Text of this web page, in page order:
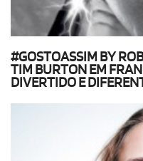
#GOSTOASSIM BY
TIM BURTON EM
DIVERTIDO E